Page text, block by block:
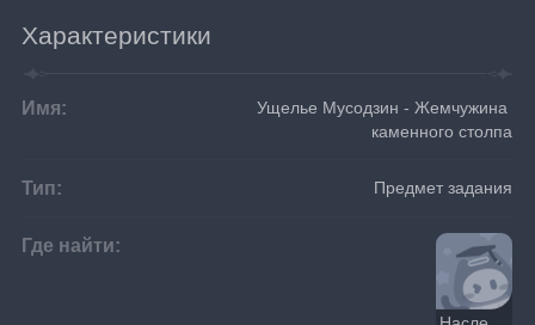
Характеристики
Имя:
Ущелье Мусодзин - Жемчужина
каменного столпа
Тип: Предмет задания
Где найти: